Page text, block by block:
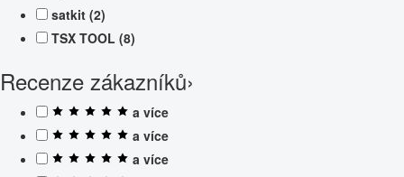
satkit (2)
TSX TOOL (8)
Recenze zákazníků›
a více
a více
a více